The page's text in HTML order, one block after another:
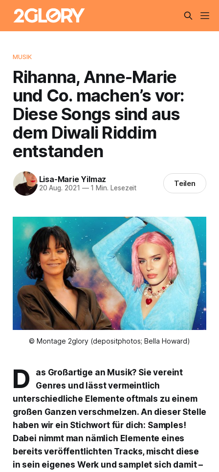
MUSIK
Rihanna, Anne-Marie
und Co. machen’s vor:
Diese Songs sind aus
dem Diwali Riddim
entstanden
Lisa-Marie Yilmaz
20 Aug. 2021 —1 Min. Lesezeit Teilen
© Montage 2glory (depositphotos; Bella Howard)
D
as Großartige an Musik? Sie vereint
Genres und lässt vermeintlich
unterschiedliche Elemente oftmals zu einem
großen Ganzen verschmelzen. An dieser Stelle
haben wir ein Stichwort für dich: Samples!
Dabei nimmt man nämlich Elemente eines
bereits veröffentlichten Tracks, mischt diese
in sein eigenes Werk und samplet sich damit –